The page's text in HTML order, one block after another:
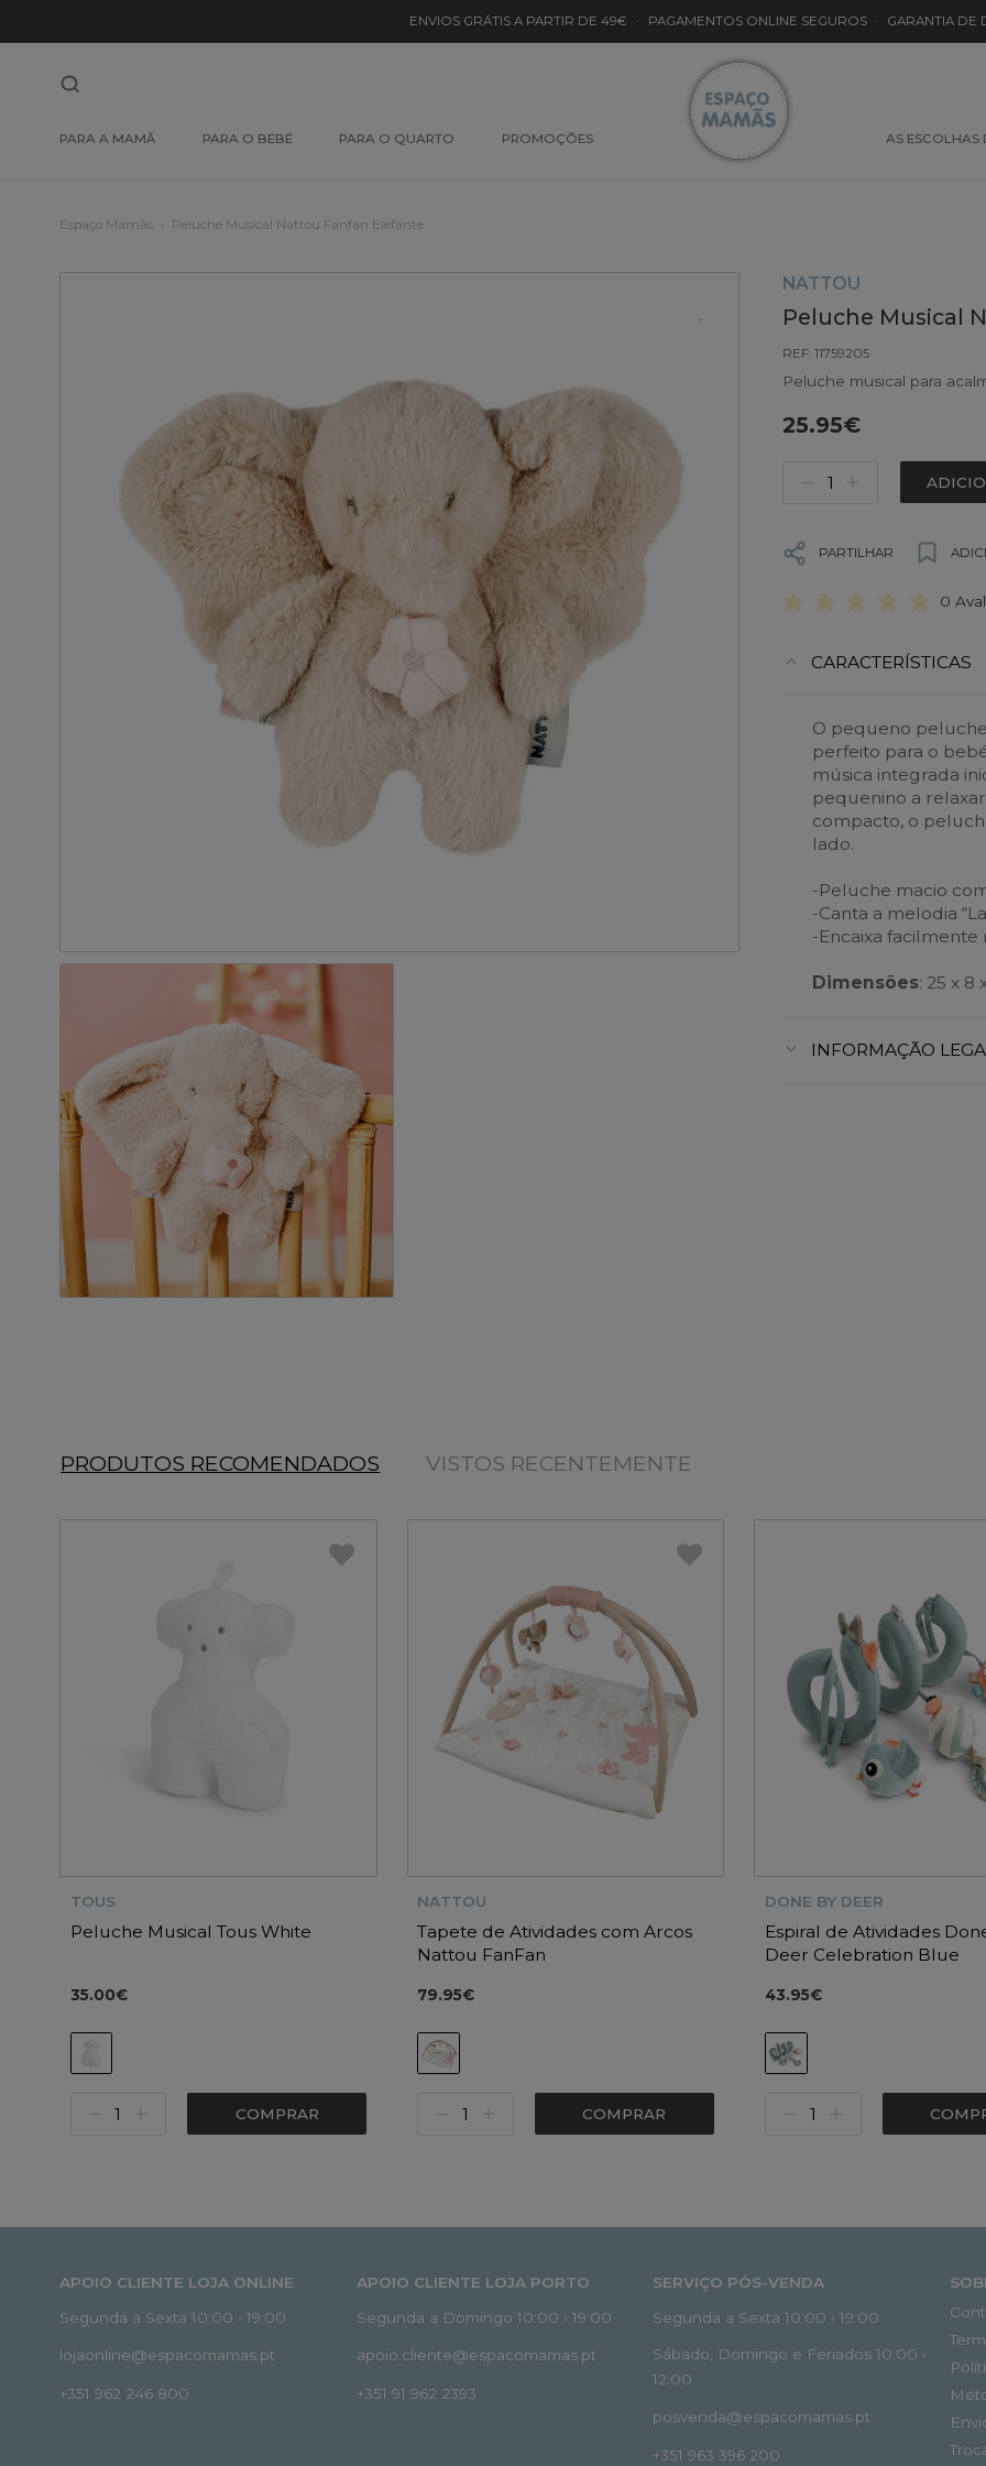
ENVIOS GRÁTIS A PARTIR DE 49€ · PAGAMENTOS ONLINE SEGUROS · GARANTIA DE
PARA A MAMÃ PARA O BEBÉ PARA O QUARTO PROMOÇÕES AS ESCOLHAS
Espaço Mamãs Peluche Musical Nattou Fanfan Elefante
NATTOU
Peluche Musical
REF: 11759205
Peluche musical para
25.95€
PARTILHAR
0
CARACTERÍSTICAS
O pequeno
perfeito para o
música integrada
pequenino a
compacto, o
lado.
-Peluche macio
-Canta a melodia
-Encaixa
Dimensões: 25 x 8
INFORMAÇÃO
PRODUTOS RECOMENDADOS VISTOS RECENTEMENTE
TOUS
Peluche Musical Tous White
35.00€
COMPRAR
NATTOU
Tapete de Atividades com Arcos
Nattou FanFan
79.95€
COMPRAR
DONE BY DEER
Espiral de Atividades
Deer Celebration Blue
43.95€
APOIO CLIENTE LOJA ONLINE
Segunda a Sexta 10:00 › 19:00
lojaonline@espacomamas.pt
+351 962 246 800
APOIO CLIENTE LOJA PORTO
Segunda a Domingo 10:00 › 19:00
apoio.cliente@espacomamas.pt
+351 91 962 2393
SERVIÇO PÓS-VENDA
Segunda a Sexta 10:00 › 19:00
Sábado, Domingo e Feriados 10:00 ›
12:00
posvenda@espacomamas.pt
+351 963 396 200